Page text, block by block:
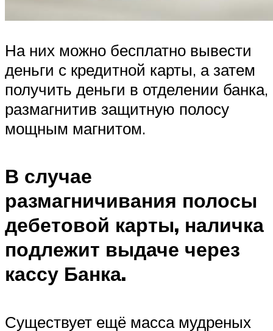
На них можно бесплатно вывести
деньги с кредитной карты, а затем
получить деньги в отделении банка,
размагнитив защитную полосу
мощным магнитом.
В случае
размагничивания полосы
дебетовой карты, наличка
подлежит выдаче через
кассу Банка.
Существует ещё масса мудреных